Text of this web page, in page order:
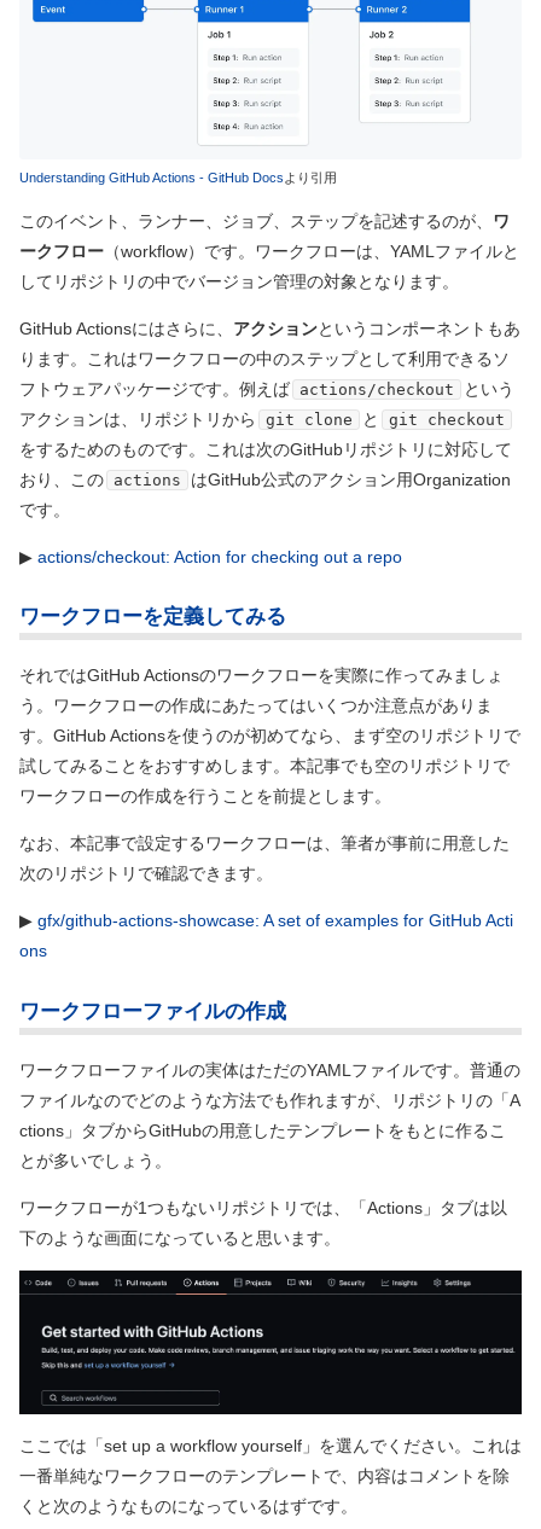
Understanding GitHub Actions - GitHub Docs より引用
このイベント、ランナー、ジョブ、ステップを記述するのが、
ワ
ークフロー （workflow） です。ワークフローは、YAMLファイルと
してリポジトリの中でバージョン管理の対象となります。
GitHub Actionsにはさらに、 アクションというコンポーネントもあ
ります。これはワークフローの中のステップとして利用できるソ
フトウェアパッケージです。例えば actions/checkout
という
アクションは、リポジトリから
git clone と git checkout
をするためのものです。これは次のGitHubリポジトリに対応して
おり、この actions
はGitHub公式のアクション用Organization
です。
▶ actions/checkout: Action for checking out a repo
ワークフローを定義してみる
それではGitHub Actionsのワークフローを実際に作ってみましょ
う。ワークフローの作成にあたってはいくつか注意点がありま
す。GitHub Actionsを使うのが初めてなら、まず空のリポジトリで
試してみることをおすすめします。本記事でも空のリポジトリで
ワークフローの作成を行うことを前提とします。
なお、本記事で設定するワークフローは、筆者が事前に用意した
次のリポジトリで確認できます。
▶ gfx/github-actions-showcase: A set of examples for GitHub Acti
ons
ワークフローファイルの作成
ワークフローファイルの実体はただのYAMLファイルです。普通の
ファイルなのでどのような方法でも作れますが、リポジトリの「A
ctions」タブからGitHubの用意したテンプレートをもとに作るこ
とが多いでしょう。
ワークフローが1つもないリポジトリでは、「Actions」タブは以
下のような画面になっていると思います。
ここでは「set up a workflow yourself」を選んでください。これは
一番単純なワークフローのテンプレートで、内容はコメントを除
くと次のようなものになっているはずです。